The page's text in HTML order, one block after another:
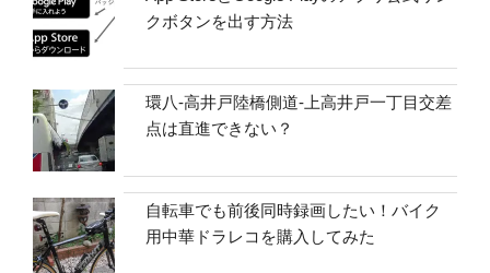
クボタンを出す方法
環八-高井戸陸橋側道-上高井戸一丁目交差
点は直進できない？
自転車でも前後同時録画したい！バイク
用中華ドラレコを購入してみた